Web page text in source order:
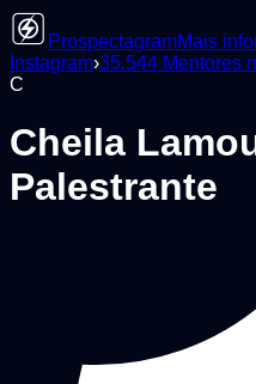
ProspectagramMais
Instagram›35.544 Mentores
C
Cheila
Palestrante